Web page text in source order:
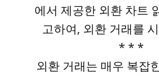
에서 제공한 외환 차트
고하여, 외환 거래를
* * *
외환 거래는 매우 복잡